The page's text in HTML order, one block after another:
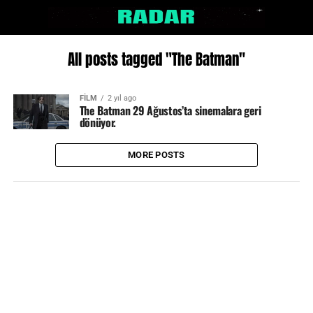
All posts tagged "The Batman"
FİLM 2 yıl ago
The Batman 29 Ağustos’ta sinemalara geri
dönüyor.
MORE POSTS